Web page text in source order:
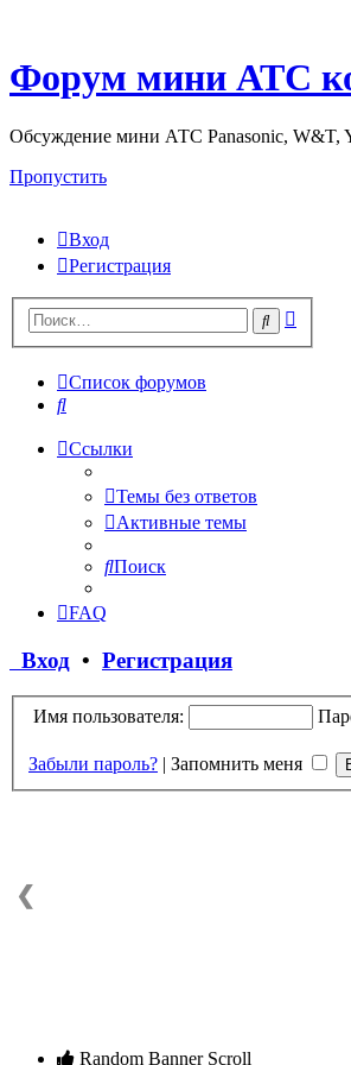
Форум мини АТС
Обсуждение мини АТС Panasonic, W&T,
Пропустить
Вход
Регистрация
Поиск
Список форумов
Поиск
Ссылки
Темы без ответов
Активные темы
Поиск
FAQ
Вход • Регистрация
Имя пользователя:
Забыли пароль? | Запомнить меня
❮
Random Banner Scroll